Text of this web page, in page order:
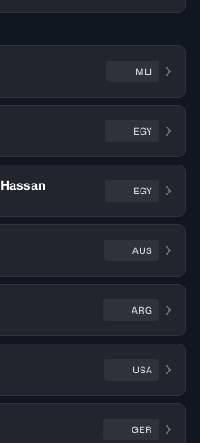
MLI
EGY
Hassan EGY
AUS
ARG
USA
GER